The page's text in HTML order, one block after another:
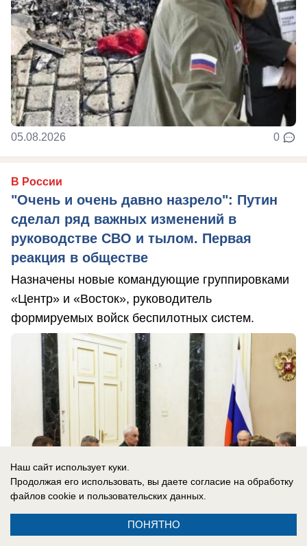
05.08.2026 0
В России
"Очень и очень давно назрело": Путин
сделал ряд важных изменений в
руководстве СВО и тылом. Первая
реакция в обществе
Назначены новые командующие группировками
«Центр» и «Восток», руководитель
формируемых войск беспилотных систем.
Наш сайт использует куки.
Продолжая его использовать, вы даете согласие на обработку
файлов cookie и пользовательских данных.
ПОНЯТНО